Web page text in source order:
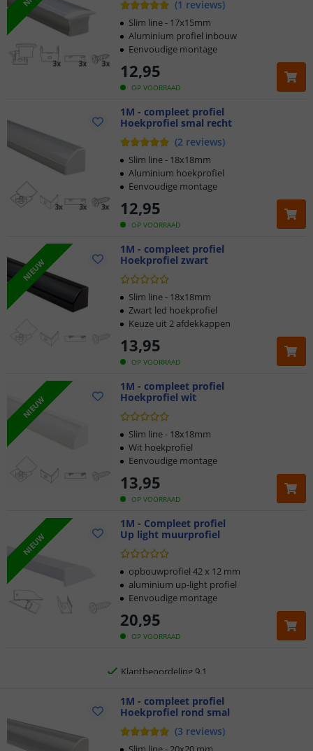
(1 reviews)
OP VOORRAAD
12,95
Slim line - 17x15mm
Aluminium profiel inbouw
Eenvoudige montage
1M - compleet profiel
Hoekprofiel smal recht
(2 reviews)
OP VOORRAAD
12,95
Slim line - 18x18mm
Aluminium hoekprofiel
Eenvoudige montage
NIEUW
1M - compleet profiel
Hoekprofiel zwart
OP VOORRAAD
13,95
Slim line - 18x18mm
Zwart led hoekprofiel
Keuze uit 2 afdekkappen
NIEUW
1M - compleet profiel
Hoekprofiel wit
OP VOORRAAD
13,95
Slim line - 18x18mm
Wit hoekprofiel
Eenvoudige montage
NIEUW
1M - Compleet profiel
Up light muurprofiel
OP VOORRAAD
20,95
opbouwprofiel 42 x 12 mm
aluminium up-light profiel
Eenvoudige montage
Klantbeoordeling 9.1
Voor 23:45 uur besteld,morgen in huis
2 jaar garantie
Gratis verzending vanaf € 20,-
Klantbeoordeling 9.1
Voor 23:45 uur besteld,morgen in huis
1M - compleet profiel
Hoekprofiel rond smal
(3 reviews)